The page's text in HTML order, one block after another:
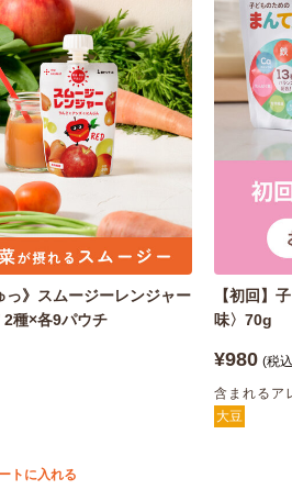
っ》スムージーレンジャー
2種×各9パウチ
トに入れる
【初回】
味〉70g
¥980 (税
含まれるア
大豆